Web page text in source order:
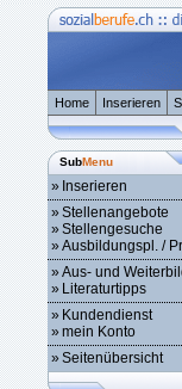
Home Inserieren
SubMenu
» Inserieren
»Stellenangebote
»Stellengesuche
»Ausbildungspl. /
»Aus- und
» Literaturtipps
» Kundendienst
»mein Konto
»Seitenübersicht